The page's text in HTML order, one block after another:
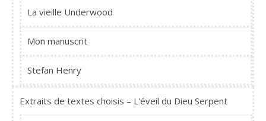
La vieille Underwood
Mon manuscrit
Stefan Henry
Extraits de textes choisis – L'éveil du Dieu Serpent